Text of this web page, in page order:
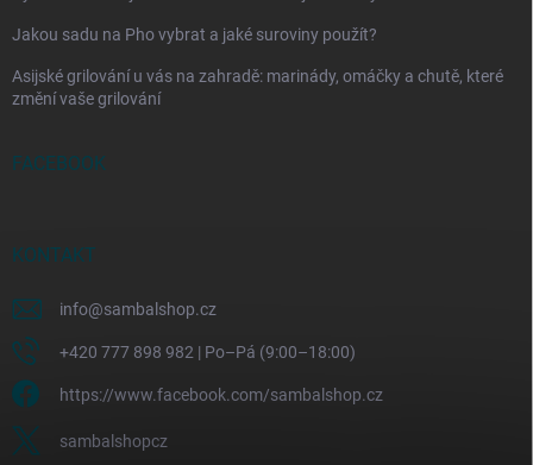
Jakou sadu na Pho vybrat a jaké suroviny použít?
Asijské grilování u vás na zahradě: marinády, omáčky a chutě, které
změní vaše grilování
FACEBOOK
KONTAKT
info@sambalshop.cz
+420 777 898 982 | Po–Pá (9:00–18:00)
https://www.facebook.com/sambalshop.cz
sambalshopcz